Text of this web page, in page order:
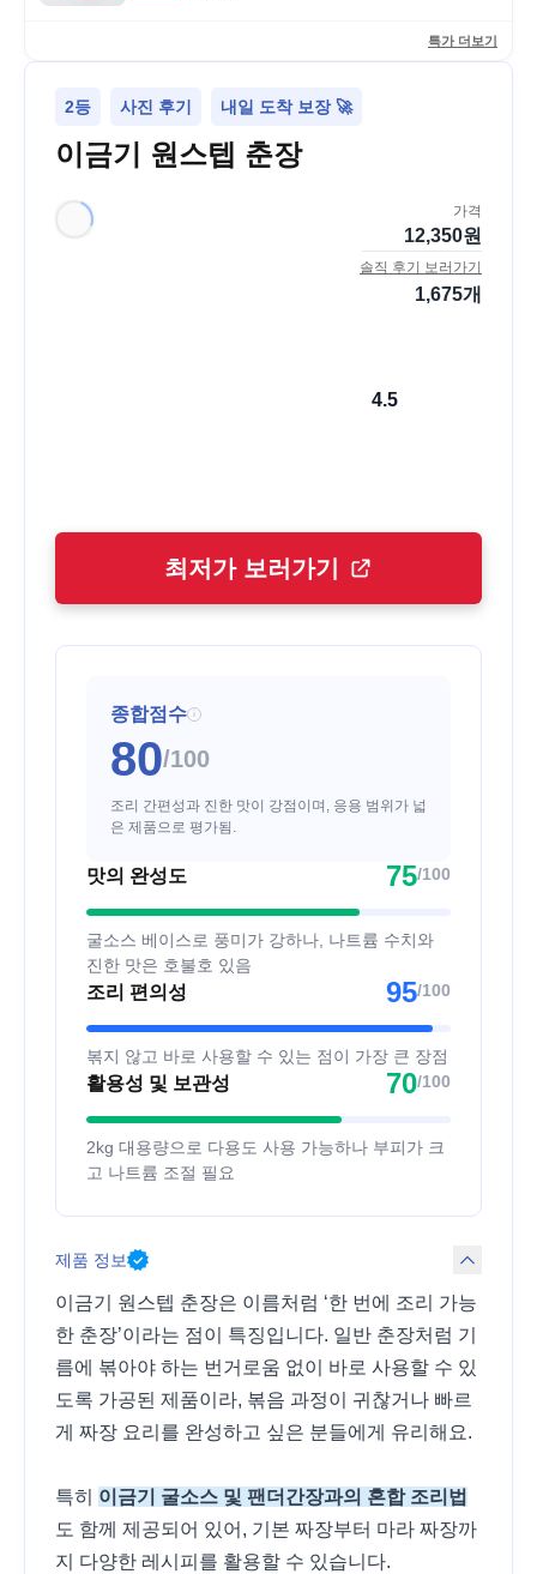
특가 더보기
2등 사진 후기 내일 도착 보장 🚀
이금기 원스텝 춘장
가격
12,350원
솔직 후기 보러가기
1,675개
4.5
최저가 보러가기
종합점수 i
80/100
조리 간편성과 진한 맛이 강점이며, 응용 범위가 넓
은 제품으로 평가됨.
맛의 완성도 75/100
굴소스 베이스로 풍미가 강하나, 나트륨 수치와
진한 맛은 호불호 있음
조리 편의성 95/100
볶지 않고 바로 사용할 수 있는 점이 가장 큰 장점
활용성 및 보관성 70/100
2kg 대용량으로 다용도 사용 가능하나 부피가 크
고 나트륨 조절 필요
제품 정보
이금기 원스텝 춘장은 이름처럼 ‘한 번에 조리 가능
한 춘장’이라는 점이 특징입니다. 일반 춘장처럼 기
름에 볶아야 하는 번거로움 없이 바로 사용할 수 있
도록 가공된 제품이라, 볶음 과정이 귀찮거나 빠르
게 짜장 요리를 완성하고 싶은 분들에게 유리해요.
특히 이금기 굴소스 및 팬더간장과의 혼합 조리법
도 함께 제공되어 있어, 기본 짜장부터 마라 짜장까
지 다양한 레시피를 활용할 수 있습니다.